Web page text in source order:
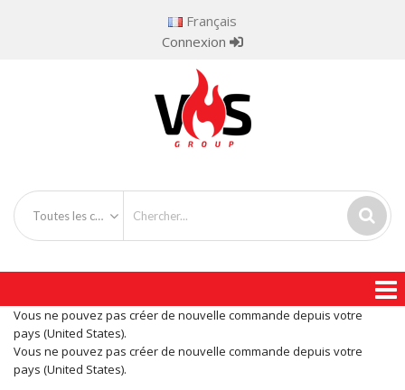
Français
Connexion
Toutes les catégories
Vous ne pouvez pas créer de nouvelle commande depuis votre
pays (United States).
Vous ne pouvez pas créer de nouvelle commande depuis votre
pays (United States).